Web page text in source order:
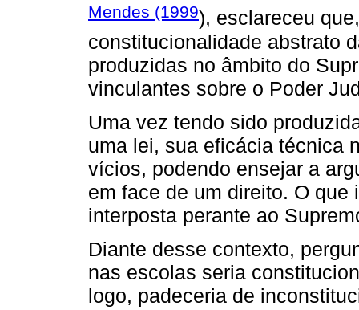
Mendes (1999), esclareceu
constitucionalidade abstrato
produzidas no âmbito do
vinculantes sobre o Poder
Uma vez tendo sido
uma lei, sua eficácia técnica
vícios, podendo ensejar a
em face de um direito. O
interposta perante ao
Diante desse contexto,
nas escolas seria
logo, padeceria de